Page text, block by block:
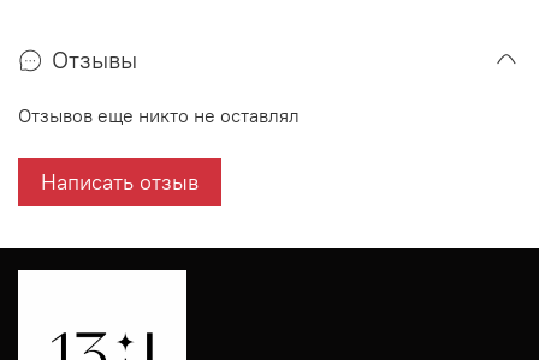
Отзывы
Отзывов еще никто не оставлял
Написать отзыв